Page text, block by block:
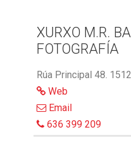
XURXO M.R.
FOTOGRAFÍA
Rúa Principal 48.
Web
Email
636 399 209